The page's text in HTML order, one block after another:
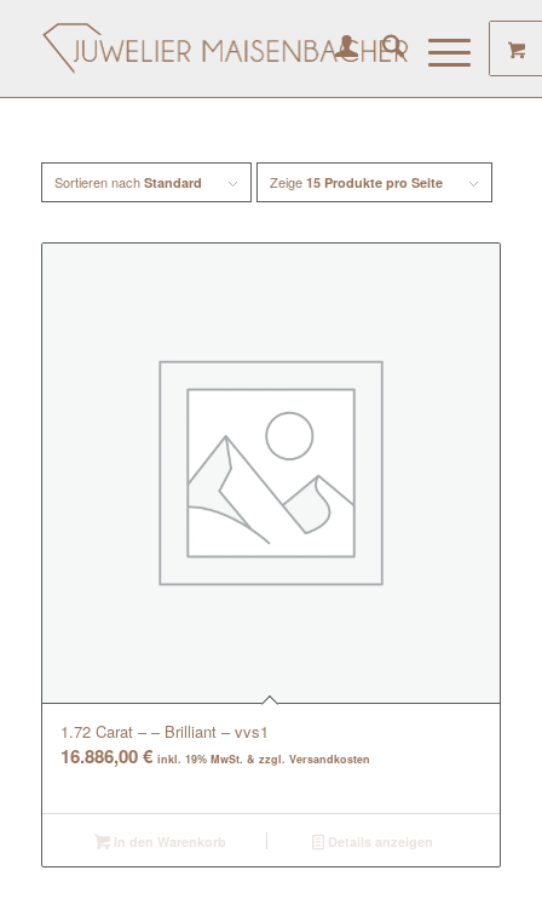
Sortieren nach Standard Zeige 15 Produkte pro Seite
1.72 Carat – – Brilliant – vvs1
16.886,00€ inkl. 19% MwSt. & zzgl. Versandkosten
In den Warenkorb Details anzeigen